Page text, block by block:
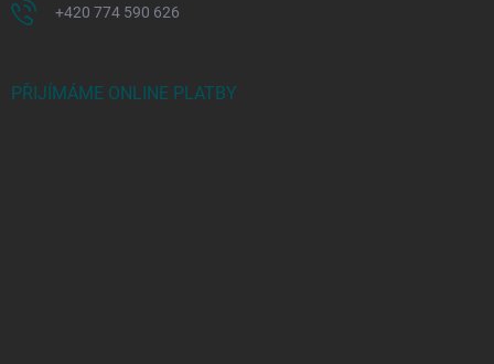
+420 774 590 626
PŘIJÍMÁME ONLINE PLATBY